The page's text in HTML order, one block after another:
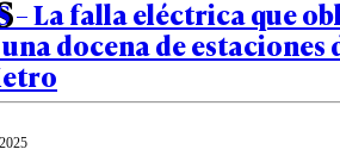
– La falla eléctrica que
docena de estaciones